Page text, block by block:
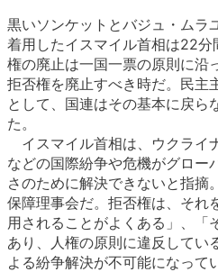
黒いソンケットとバジュ・ムラ
着用したイスマイル首相は22
権の廃止は一国一票の原則に沿
拒否権を廃止すべき時だ。民主
として、国連はその基本に戻ら
た。
イスマイル首相は、ウクライ
などの国際紛争や危機がグロー
さのために解決できないと指摘
保障理事会だ。拒否権は、それ
用されることがよくある」、「
あり、人権の原則に違反してい
よる紛争解決が不可能になって